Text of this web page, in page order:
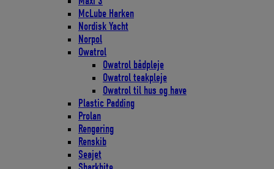
McLube Harken
Nordisk Yacht
Norpol
Owatrol
Owatrol bådpleje
Owatrol teakpleje
Owatrol til hus og have
Plastic Padding
Prolan
Rengøring
Renskib
Seajet